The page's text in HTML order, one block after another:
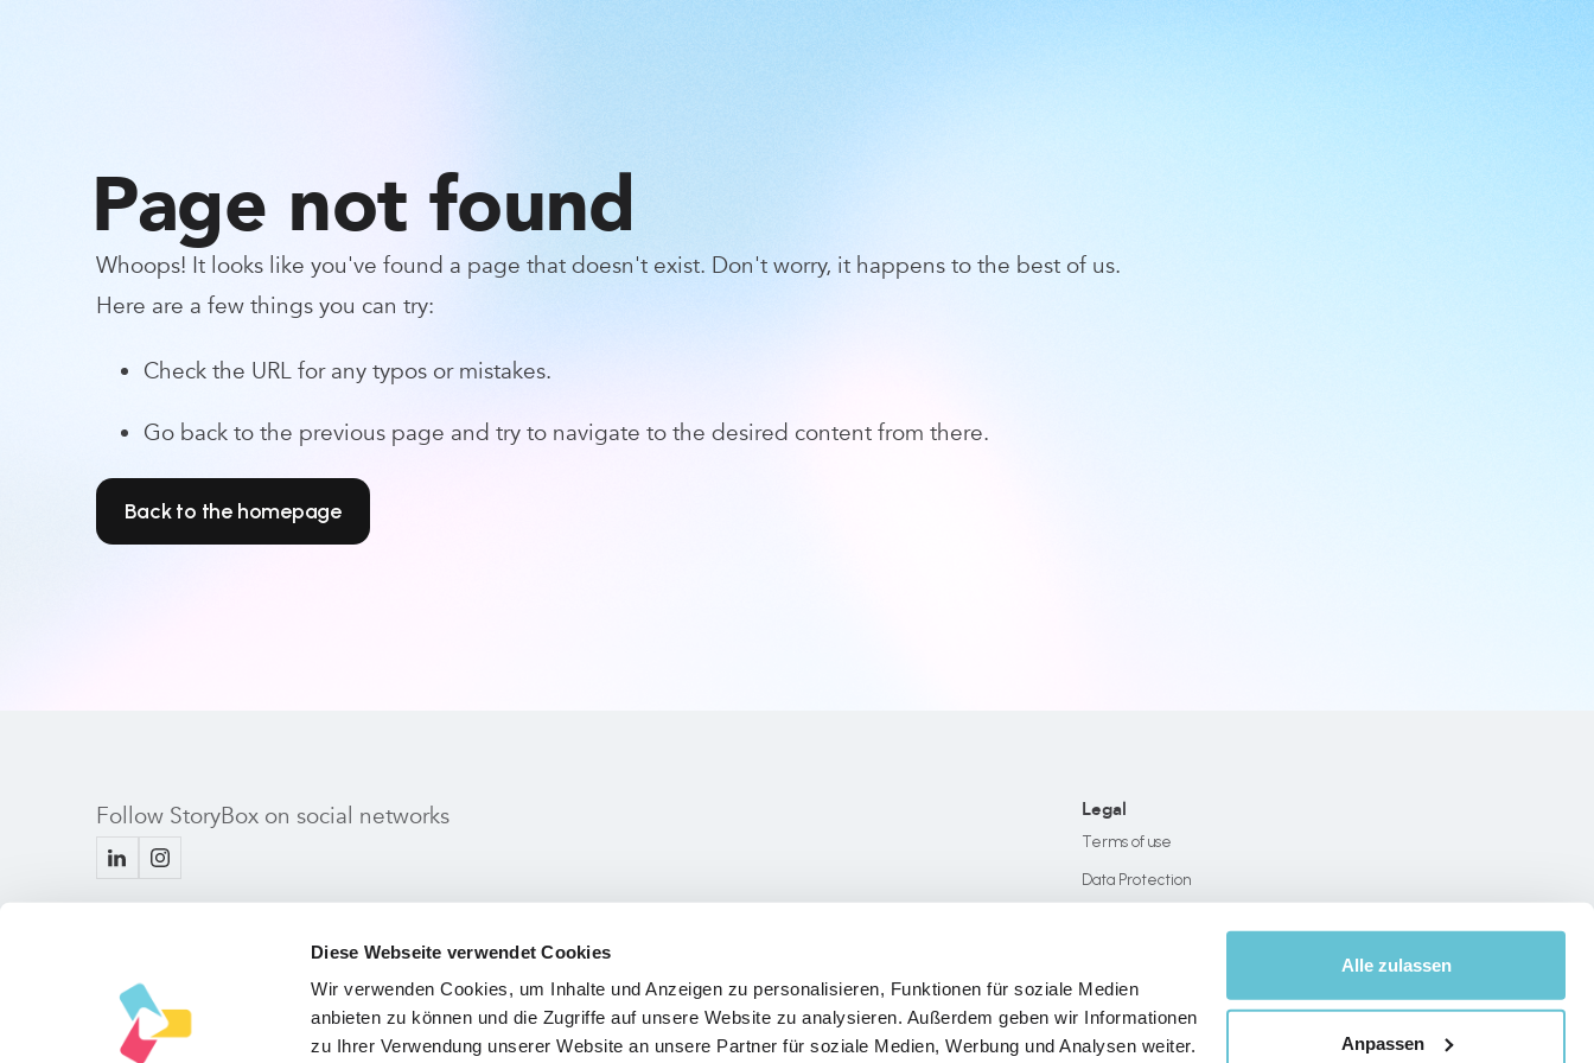
Diese Webseite verwendet Cookies
Wir verwenden Cookies, um Inhalte und Anzeigen zu personalisieren, Funktionen für soziale Medien
anbieten zu können und die Zugriffe auf unsere Website zu analysieren. Außerdem geben wir Informationen
zu Ihrer Verwendung unserer Website an unsere Partner für soziale Medien, Werbung und Analysen weiter.
Alle zulassen
Anpassen
Page not found
Whoops! It looks like you've found a page that doesn't exist. Don't worry, it happens to the best of us.
Here are a few things you can try:
Check the URL for any typos or mistakes.
Go back to the previous page and try to navigate to the desired content from there.
Back to the homepage
Follow StoryBox on social networks Legal
Terms of use
Data Protection
Copyright © 2024 StoryBox GmbHAugust-Kühnstr. 11, 80339 Munich